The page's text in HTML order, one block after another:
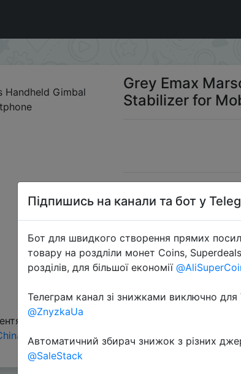
Handheld Gimbal Stabilizer for Mobile Phones
Grey Emax
Stabilizer for
Підпишись на канали та бот у
Бот для швидкого створення прямих
товару на роздліли монет Coins,
розділів, для більшої економії
Телеграм канал зі знижками виключно для
@ZnyzkaUa
Автоматичний збирач знижок з різних
@SaleStack